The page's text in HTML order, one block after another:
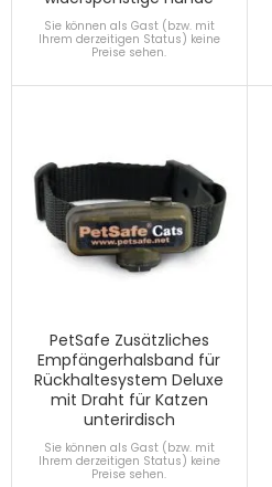
Sie können als Gast (bzw. mit
Ihrem derzeitigen Status) keine
Preise sehen.
PetSafe Zusätzliches
Empfängerhalsband für
Rückhaltesystem Deluxe
mit Draht für Katzen
unterirdisch
Sie können als Gast (bzw. mit
Ihrem derzeitigen Status) keine
Preise sehen.